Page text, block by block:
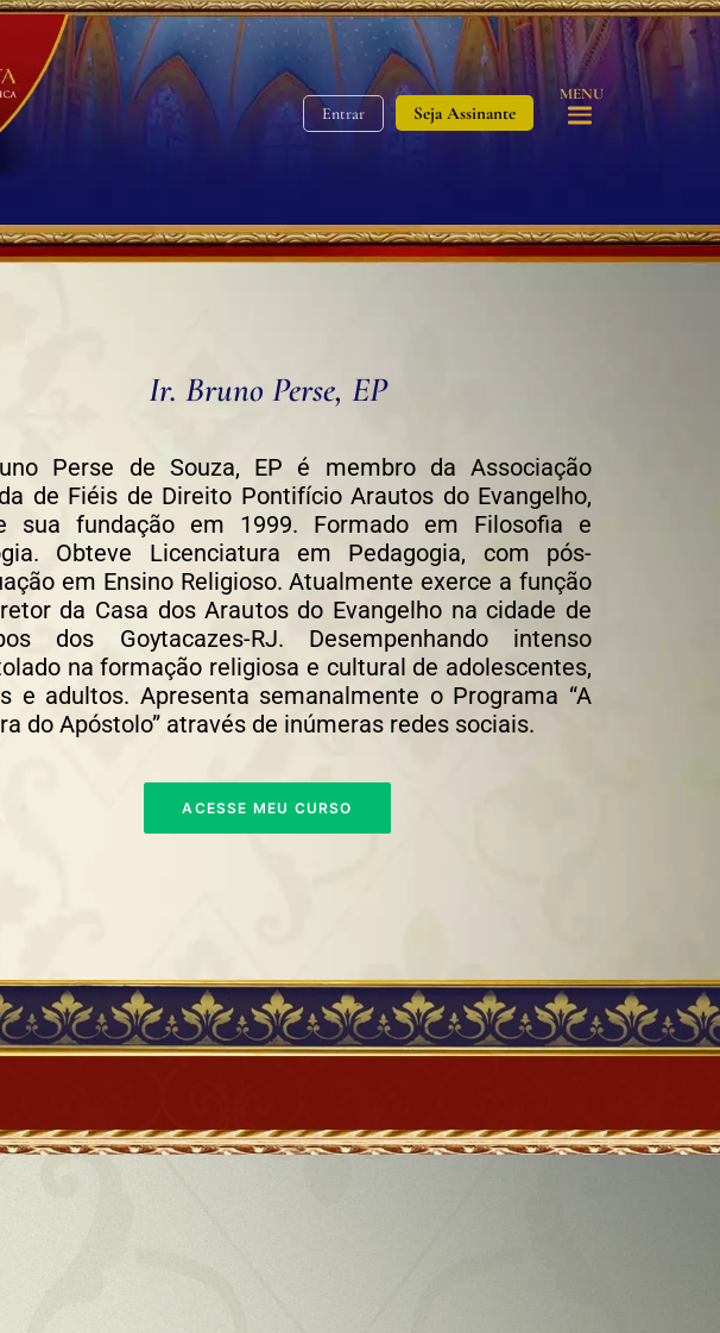
Entrar Seja Assinante
MENU
Ir. Bruno Perse, EP
Perse de Souza, EP é membro da Associação
de Fiéis de Direito Pontifício Arautos do Evangelho,
sua fundação em 1999. Formado em Filosofia e
Obteve Licenciatura em Pedagogia, com pós-
em Ensino Religioso. Atualmente exerce a função
da Casa dos Arautos do Evangelho na cidade de
dos Goytacazes-RJ. Desempenhando intenso
na formação religiosa e cultural de adolescentes,
e adultos. Apresenta semanalmente o Programa “A
do Apóstolo” através de inúmeras redes sociais.
ACESSE MEU CURSO